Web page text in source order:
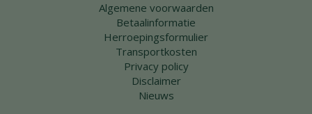
Algemene voorwaarden
Betaalinformatie
Herroepingsformulier
Transportkosten
Privacy policy
Disclaimer
Nieuws